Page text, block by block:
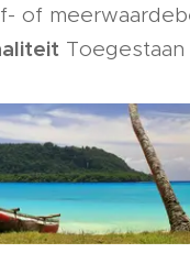
of
Toegestaan